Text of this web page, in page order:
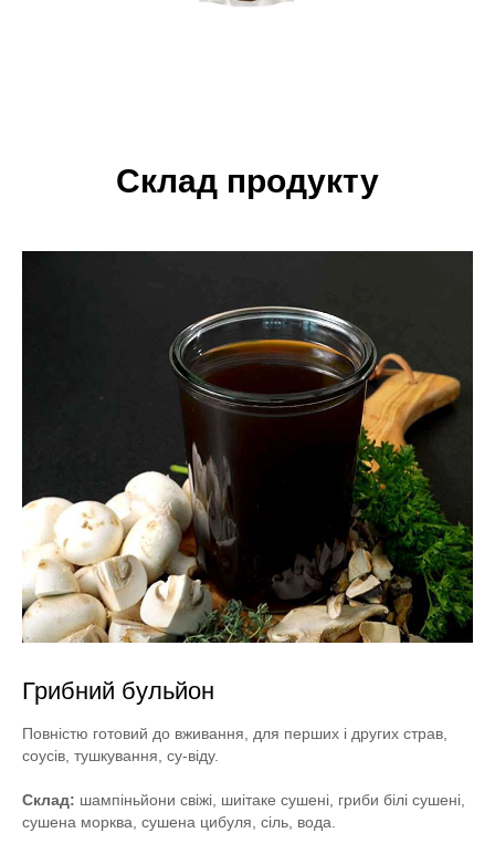
Склад продукту
Грибний бульйон
Повністю готовий до вживання, для перших і других страв,
соусів, тушкування, су-віду.
Склад: шампіньйони свіжі, шиітаке сушені, гриби білі сушені,
сушена морква, сушена цибуля, сіль, вода.